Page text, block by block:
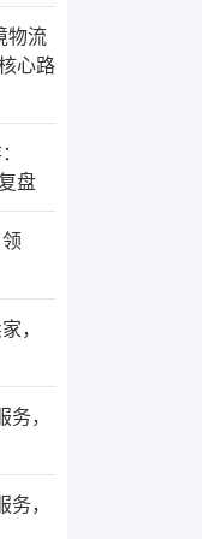
物流
心路
盘
，
，
，